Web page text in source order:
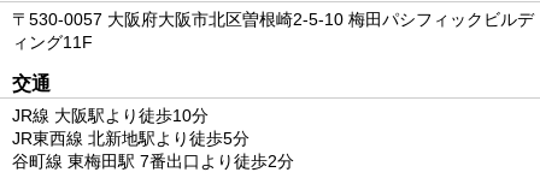
〒530-0057 大阪府大阪市北区曽根崎2-5-10 梅田パシフィックビルデ
ィング11F
交通
JR線 大阪駅より徒歩10分
JR東西線 北新地駅より徒歩5分
谷町線 東梅田駅 7番出口より徒歩2分